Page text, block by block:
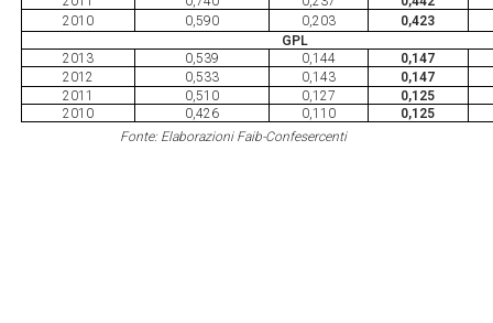
2010
0,590 0,203
0,423
GPL
2013
0,539 0,144
0,147
2012
0,533 0,143
0,147
2011
0,510 0,127
0,125
2010
0,426 0,110
0,125
Fonte: Elaborazioni Faib-Confesercenti